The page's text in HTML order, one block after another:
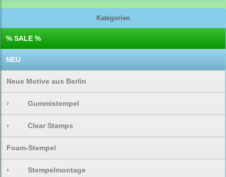
Kategorien
% SALE %
NEU
Neue Motive aus Berlin
› Gummistempel
› Clear Stamps
Foam-Stempel
› Stempelmontage